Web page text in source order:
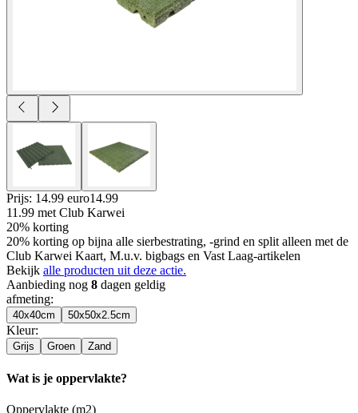
Prijs: 14.99 euro14.99
11.99 met Club Karwei
20% korting
20% korting op bijna alle sierbestrating, -grind en split alleen met de
Club Karwei Kaart, M.u.v. bigbags en Vast Laag-artikelen
Bekijk alle producten uit deze actie.
Aanbieding nog 8 dagen geldig
afmeting:
40x40cm 50x50x2.5cm
Kleur:
Grijs Groen Zand
Wat is je oppervlakte?
Oppervlakte (m2)